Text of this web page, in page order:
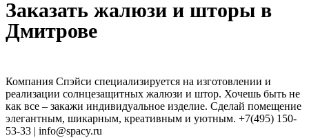
Заказать жалюзи и шторы в
Дмитрове
Компания Спэйси специализируется на изготовлении и
реализации солнцезащитных жалюзи и штор. Хочешь быть не
как все – закажи индивидуальное изделие. Сделай помещение
элегантным, шикарным, креативным и уютным. +7(495) 150-
53-33 | info@spacy.ru